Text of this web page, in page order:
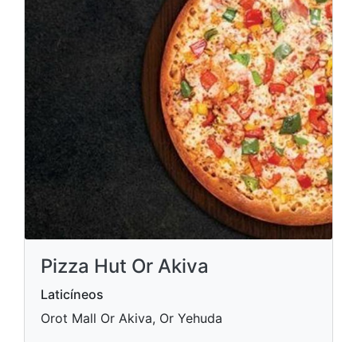
Pizza Hut Or Akiva
Laticíneos
Orot Mall Or Akiva, Or Yehuda